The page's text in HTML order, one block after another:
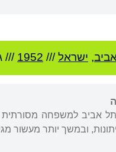
, ישראל///
1952
///
אביב למשפחה מסורתית
ובמשך יותר מעשור